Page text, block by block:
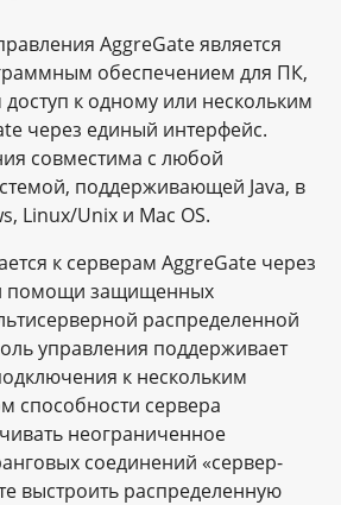
AggreGate является
обеспечением для ПК,
к одному или нескольким
через единый интерфейс.
совместима с любой
поддерживающей Java, в
Linux/Unix и Mac OS.
к серверам AggreGate через
помощи защищенных
распределенной
управления поддерживает
к нескольким
способности сервера
неограниченное
соединений «сервер-
выстроить распределенную